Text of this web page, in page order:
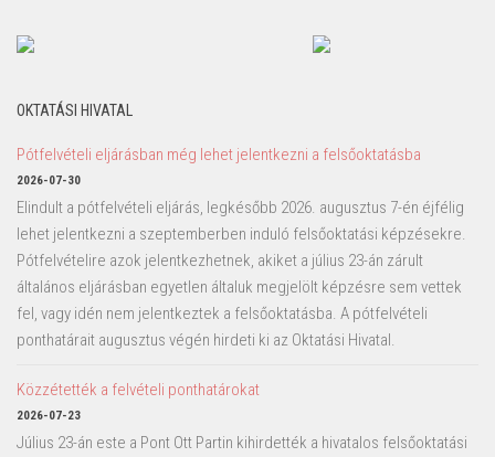
OKTATÁSI HIVATAL
Pótfelvételi eljárásban még lehet jelentkezni a felsőoktatásba
2026-07-30
Elindult a pótfelvételi eljárás, legkésőbb 2026. augusztus 7-én éjfélig
lehet jelentkezni a szeptemberben induló felsőoktatási képzésekre.
Pótfelvételire azok jelentkezhetnek, akiket a július 23-án zárult
általános eljárásban egyetlen általuk megjelölt képzésre sem vettek
fel, vagy idén nem jelentkeztek a felsőoktatásba. A pótfelvételi
ponthatárait augusztus végén hirdeti ki az Oktatási Hivatal.
Közzétették a felvételi ponthatárokat
2026-07-23
Július 23-án este a Pont Ott Partin kihirdették a hivatalos felsőoktatási